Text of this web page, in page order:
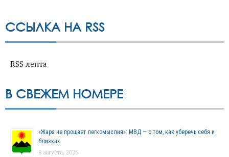
ССЫЛКА НА RSS
RSS лента
В СВЕЖЕМ НОМЕРЕ
«Жара не прощает легкомыслия»: МВД — о том, как уберечь себя и
близких
8 августа, 2026